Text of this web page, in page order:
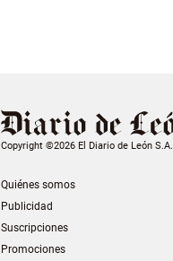
Copyright ©2026 El Diario de León S.A.
Quiénes somos
Publicidad
Suscripciones
Promociones